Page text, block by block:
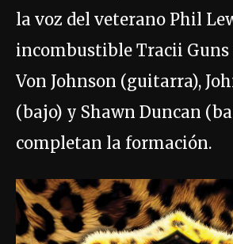
la voz del veterano Phil
incombustible Tracii Guns
Von Johnson (guitarra),
(bajo) y Shawn Duncan
completan la formación.